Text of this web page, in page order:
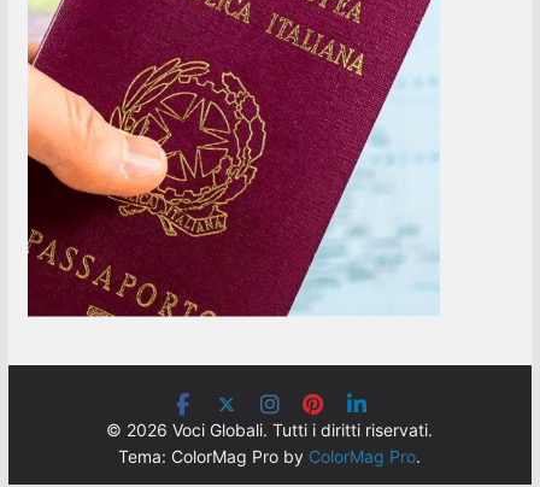
© 2026 Voci Globali. Tutti i diritti riservati.
Tema: ColorMag Pro by ColorMag Pro.